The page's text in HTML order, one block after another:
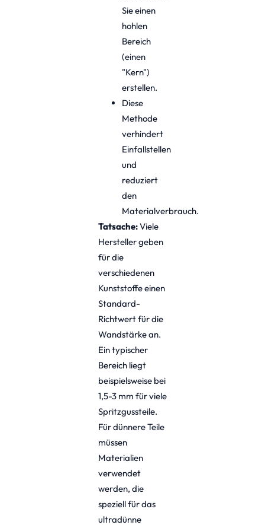
Sie einen
hohlen
Bereich
(einen
"Kern")
erstellen.
Diese
Methode
verhindert
Einfallstellen
und
reduziert
den
Materialverbrauch.
Tatsache:Viele
Hersteller geben
für die
verschiedenen
Kunststoffe einen
Standard-
Richtwert für die
Wandstärke an.
Ein typischer
Bereich liegt
beispielsweise bei
1,5-3 mm für viele
Spritzgussteile.
Für dünnere Teile
müssen
Materialien
verwendet
werden, die
speziell für das
ultradünne